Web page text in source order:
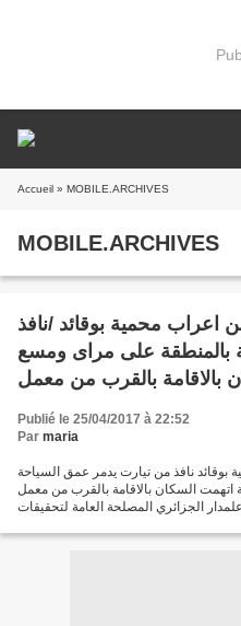
Accueil » MOBILE.ARCHIVES
MOBILE.ARCHIVES
اعراب محمية بوقائد /نافذ
بالمنطقة على مراى ومسع
بالاقامة بالقرب من معمل
Publié le 25/04/2017 à 22:52
Par maria
بوقائد نافذ من تيارت يدمر عمق السياحة
اتهمت السكان بالاقامة بالقرب من معمل
الجزائري المصلحة العامة لتحقيقات